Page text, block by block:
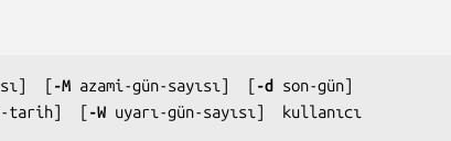
]  [-M azami-gün-sayısı ]  [-d son-gün]
tarih]  [-W uyarı-gün-sayısı ] kullanıcı